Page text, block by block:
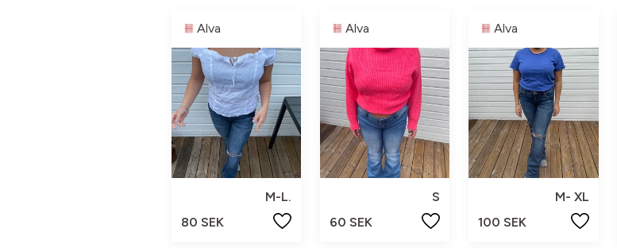
Alva
M-L.
80 SEK
Alva
S
60 SEK
Alva
M- XL
100 SEK